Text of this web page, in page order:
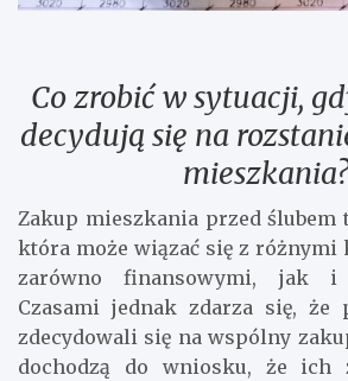
Co zrobić w sytuacji,
decydują się na
mieszkania?
Zakup mieszkania przed ślubem
która może wiązać się z różnymi
zarówno finansowymi, jak i
Czasami jednak zdarza się, że
zdecydowali się na wspólny
dochodzą do wniosku, że ich